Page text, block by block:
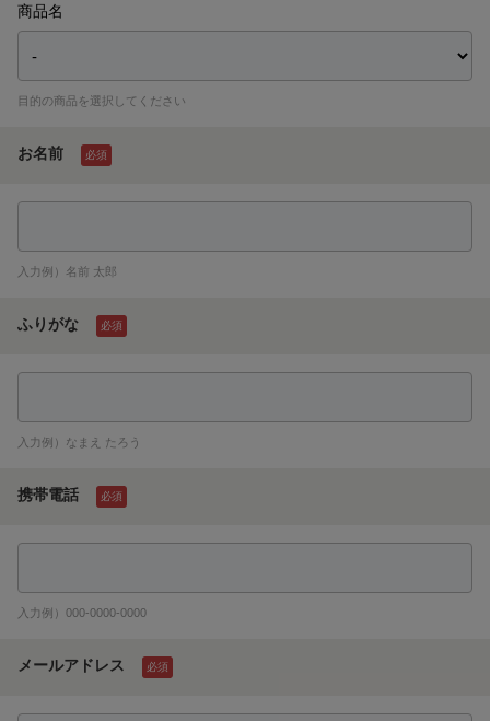
商品名
目的の商品を選択してください
お名前 必須
入力例）名前 太郎
ふりがな 必須
入力例）なまえ たろう
携帯電話 必須
入力例）000-0000-0000
メールアドレス 必須